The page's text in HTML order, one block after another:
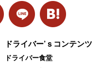
ドライバー’ｓコンテンツ
ドライバー食堂